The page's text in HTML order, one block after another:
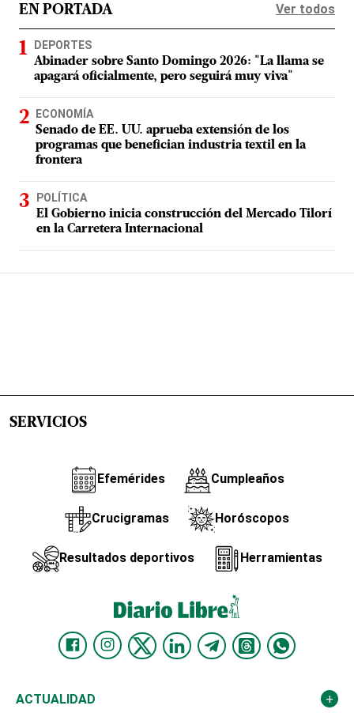
EN PORTADA Ver todos
DEPORTES
Abinader sobre Santo Domingo 2026: "La llama se
apagará oficialmente, pero seguirá muy viva"
ECONOMÍA
Senado de EE. UU. aprueba extensión de los
programas que benefician industria textil en la
frontera
POLÍTICA
El Gobierno inicia construcción del Mercado Tilorí
en la Carretera Internacional
SERVICIOS
Efemérides Cumpleaños
Crucigramas Horóscopos
Resultados deportivos Herramientas
ACTUALIDAD